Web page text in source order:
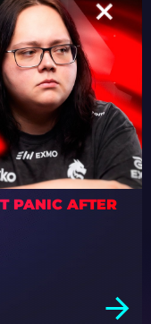
PANIC AFTER